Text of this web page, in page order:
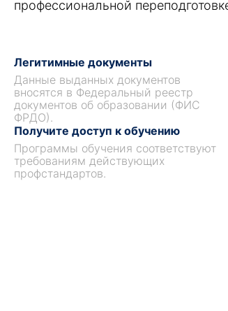
профессиональной
Легитимные документы
Данные выданных документов
вносятся в Федеральный реестр
документов об образовании (ФИС
ФРДО).
Получите доступ к обучению
Программы обучения соответствуют
требованиям действующих
профстандартов.